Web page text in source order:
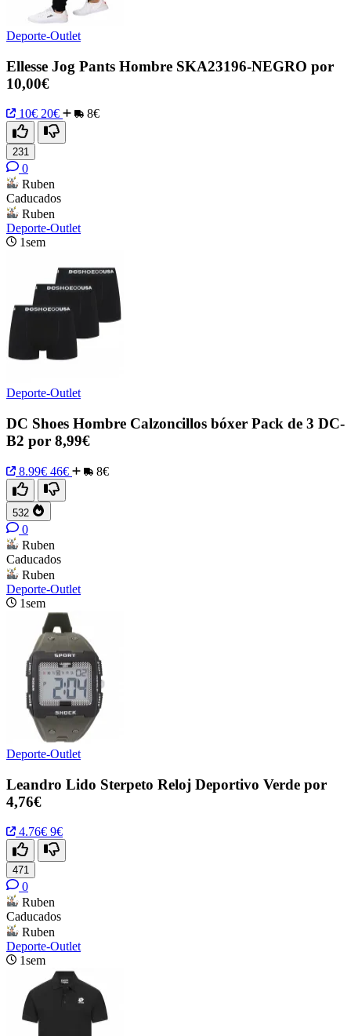
Deporte-Outlet
Ellesse Jog Pants Hombre SKA23196-NEGRO por
10,00€
10€ 20€ 8€
231
0
Ruben
Caducados
Ruben
Deporte-Outlet
1sem
Deporte-Outlet
DC Shoes Hombre Calzoncillos bóxer Pack de 3 DC-
B2 por 8,99€
8.99€ 46€ 8€
532
0
Ruben
Caducados
Ruben
Deporte-Outlet
1sem
Deporte-Outlet
Leandro Lido Sterpeto Reloj Deportivo Verde por
4,76€
4.76€ 9€
471
0
Ruben
Caducados
Ruben
Deporte-Outlet
1sem